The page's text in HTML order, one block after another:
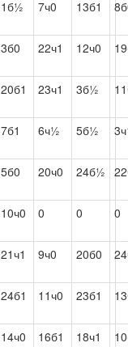
1б½ 7ч0 13б1
3б0 22ч1 12ч0
20б1 23ч1 3б½
7б1 6ч½ 5б½
5б0 20ч0 24б½
10ч0 0 0 0
21ч1 9ч0 20б0
24б1 11ч0 23б1
14ч0 16б1 18ч1